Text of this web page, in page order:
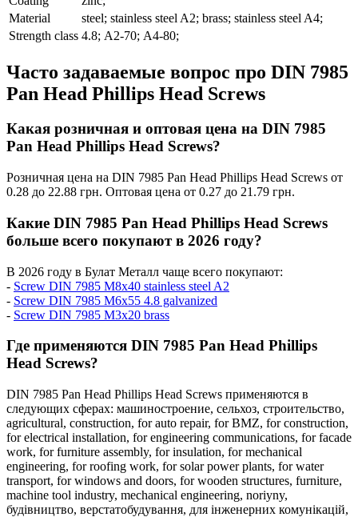
Material
steel; stainless steel A2; brass; stainless steel A4;
Strength class 4.8; А2-70; А4-80;
Часто задаваемые вопрос про DIN 7985
Pan Head Phillips Head Screws
Какая розничная и оптовая цена на DIN 7985
Pan Head Phillips Head Screws?
Розничная цена на DIN 7985 Pan Head Phillips Head Screws от
0.28 до 22.88 грн. Оптовая цена от 0.27 до 21.79 грн.
Какие DIN 7985 Pan Head Phillips Head Screws
больше всего покупают в 2026 году?
В 2026 году в Булат Металл чаще всего покупают:
- Screw DIN 7985 M8x40 stainless steel A2
- Screw DIN 7985 M6x55 4.8 galvanized
- Screw DIN 7985 M3x20 brass
Где применяются DIN 7985 Pan Head Phillips
Head Screws?
DIN 7985 Pan Head Phillips Head Screws применяются в
следующих сферах: машиностроение, сельхоз, строительство,
agricultural, construction, for auto repair, for BMZ, for construction,
for electrical installation, for engineering communications, for facade
work, for furniture assembly, for insulation, for mechanical
engineering, for roofing work, for solar power plants, for water
transport, for windows and doors, for wooden structures, furniture,
machine tool industry, mechanical engineering, noriyny,
будівництво, верстатобудування, для інженерних комунікацій,